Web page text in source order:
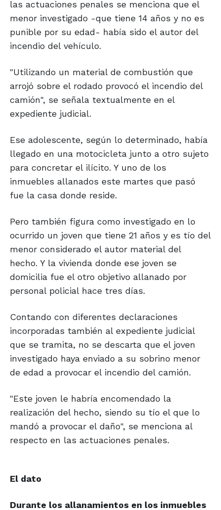
las actuaciones penales se menciona que el
menor investigado -que tiene 14 años y no es
punible por su edad- había sido el autor del
incendio del vehículo.
"Utilizando un material de combustión que
arrojó sobre el rodado provocó el incendio del
camión", se señala textualmente en el
expediente judicial.
Ese adolescente, según lo determinado, había
llegado en una motocicleta junto a otro sujeto
para concretar el ilícito. Y uno de los
inmuebles allanados este martes que pasó
fue la casa donde reside.
Pero también figura como investigado en lo
ocurrido un joven que tiene 21 años y es tío del
menor considerado el autor material del
hecho. Y la vivienda donde ese joven se
domicilia fue el otro objetivo allanado por
personal policial hace tres días.
Contando con diferentes declaraciones
incorporadas también al expediente judicial
que se tramita, no se descarta que el joven
investigado haya enviado a su sobrino menor
de edad a provocar el incendio del camión.
"Este joven le habría encomendado la
realización del hecho, siendo su tío el que lo
mandó a provocar el daño", se menciona al
respecto en las actuaciones penales.
El dato
Durante los allanamientos en los inmuebles